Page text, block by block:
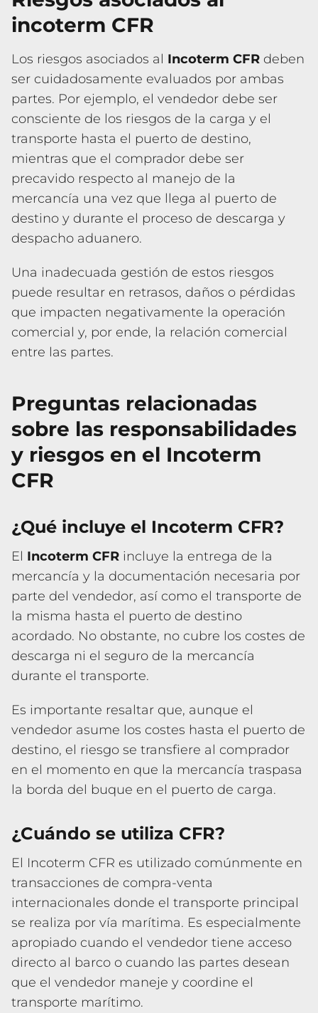
incoterm CFR
Los riesgos asociados al Incoterm CFR deben
ser cuidadosamente evaluados por ambas
partes. Por ejemplo, el vendedor debe ser
consciente de los riesgos de la carga y el
transporte hasta el puerto de destino,
mientras que el comprador debe ser
precavido respecto al manejo de la
mercancía una vez que llega al puerto de
destino y durante el proceso de descarga y
despacho aduanero.
Una inadecuada gestión de estos riesgos
puede resultar en retrasos, daños o pérdidas
que impacten negativamente la operación
comercial y, por ende, la relación comercial
entre las partes.
Preguntas relacionadas
sobre las responsabilidades
y riesgos en el Incoterm
CFR
¿Qué incluye el Incoterm CFR?
El Incoterm CFR incluye la entrega de la
mercancía y la documentación necesaria por
parte del vendedor, así como el transporte de
la misma hasta el puerto de destino
acordado. No obstante, no cubre los costes de
descarga ni el seguro de la mercancía
durante el transporte.
Es importante resaltar que, aunque el
vendedor asume los costes hasta el puerto de
destino, el riesgo se transfiere al comprador
en el momento en que la mercancía traspasa
la borda del buque en el puerto de carga.
¿Cuándo se utiliza CFR?
El Incoterm CFR es utilizado comúnmente en
transacciones de compra-venta
internacionales donde el transporte principal
se realiza por vía marítima. Es especialmente
apropiado cuando el vendedor tiene acceso
directo al barco o cuando las partes desean
que el vendedor maneje y coordine el
transporte marítimo.